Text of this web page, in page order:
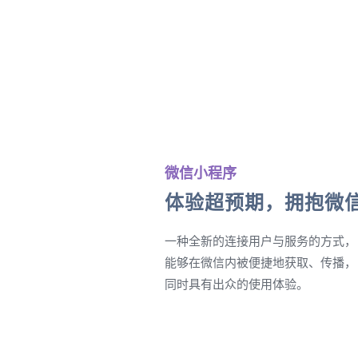
微信小程序
体验超预期，拥抱微
一种全新的连接用户与服务的方式，
能够在微信内被便捷地获取、传播，
同时具有出众的使用体验。